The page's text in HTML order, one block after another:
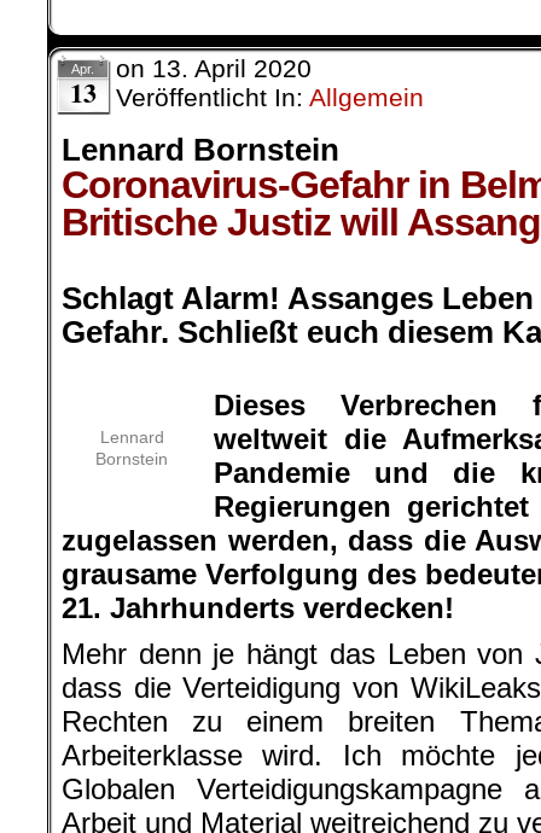
Apr.
13
on 13. April 2020
Veröffentlicht In: Allgemein
Lennard Bornstein
Coronavirus-Gefahr in
Britische Justiz will
Schlagt Alarm! Assanges
Gefahr. Schließt euch diesem
Lennard
Bornstein
Dieses
weltweit die
Pandemie und die
Regierungen
zugelassen werden, dass die
grausame Verfolgung des
21. Jahrhunderts verdecken!
Mehr denn je hängt das Leben von
dass die Verteidigung von
Rechten zu einem breiten
Arbeiterklasse wird. Ich möchte
Globalen Verteidigungskampagne
Arbeit und Material weitreichend zu